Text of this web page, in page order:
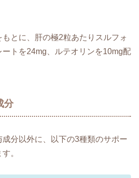
とに、肝の極2粒あたりスルフォ
トを24mg、ルテオリンを10mg配
分
成分以外に、以下の3種類のサポー
。